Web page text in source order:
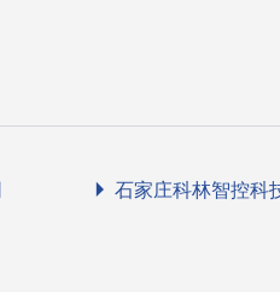
石家庄科林智控科